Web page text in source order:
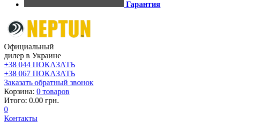
Гарантия
Официальный
дилер в Украине
+38 044 ПОКАЗАТЬ
+38 067 ПОКАЗАТЬ
Заказать обратный звонок
Корзина: 0 товаров
Итого: 0.00 грн.
0
Контакты